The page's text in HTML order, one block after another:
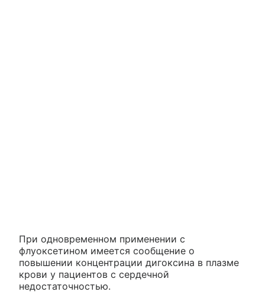
При одновременном применении с
флуоксетином имеется сообщение о
повышении концентрации дигоксина в плазме
крови у пациентов с сердечной
недостаточностью.